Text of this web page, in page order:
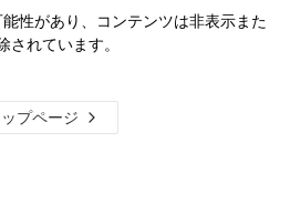
性があり、コンテンツは非表示また
されています。
ップページ